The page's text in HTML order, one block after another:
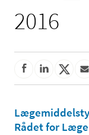
2016
Rådet for